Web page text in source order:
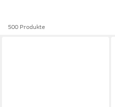
500 Produkte